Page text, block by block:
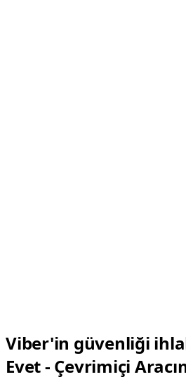
Viber'in güvenliği
Evet - Çevrimiçi